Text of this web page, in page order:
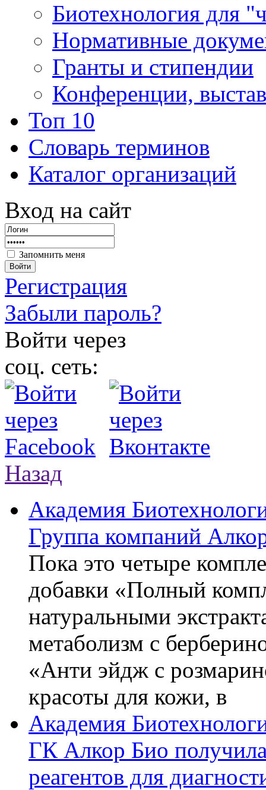
Биотехнология для
Нормативные
Гранты и стипендии
Конференции,
Топ 10
Словарь терминов
Каталог организаций
Вход на сайт
Запомнить меня
Войти
Регистрация
Забыли пароль?
Войти через
соц. сеть:
Назад
Академия
Группа компаний
Пока это четыре
добавки «Полный
натуральными
метаболизм с
«Анти эйдж с
красоты для кожи, в
Академия
ГК Алкор Био
реагентов для